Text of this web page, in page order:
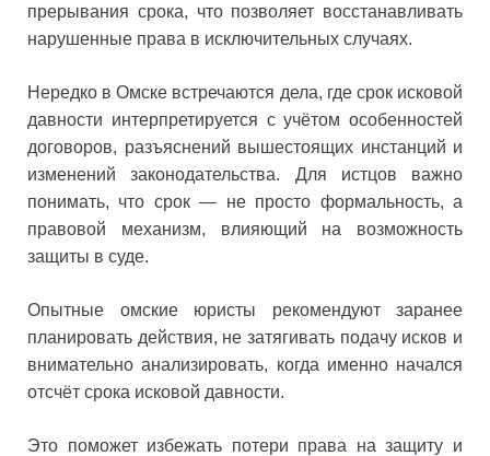
прерывания срока, что позволяет восстанавливать
нарушенные права в исключительных случаях.
Нередко в Омске встречаются дела, где срок исковой
давности интерпретируется с учётом особенностей
договоров, разъяснений вышестоящих инстанций и
изменений законодательства. Для истцов важно
понимать, что срок — не просто формальность, а
правовой механизм, влияющий на возможность
защиты в суде.
Опытные омские юристы рекомендуют заранее
планировать действия, не затягивать подачу исков и
внимательно анализировать, когда именно начался
отсчёт срока исковой давности.
Это поможет избежать потери права на защиту и